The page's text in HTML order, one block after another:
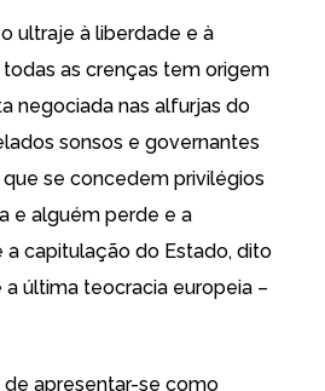
ultraje à liberdade e à
as crenças tem origem
negociada nas alfurjas do
sonsos e governantes
se concedem privilégios
e alguém perde e a
a capitulação do Estado, dito
a última teocracia europeia –
de apresentar-se como